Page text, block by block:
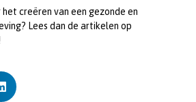
creëren van een gezonde en
Lees dan de artikelen op